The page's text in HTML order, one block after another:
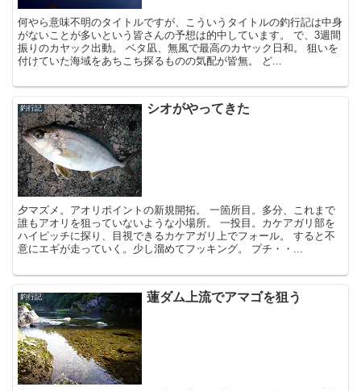
何やら意味不明のタイトルですが、こういうタイトルの釣行記は中身
がないことが多いという皆さんの予想は的中しています。 で、3週間
振りのカヤック出動。 ベタ凪、無風で最高のカヤック日和。 狙いを
付けていた海域をあちこち探るものの気配が皆無。 ど...
釣行記 シオがやってきた
夕マズメ。アオリポイントの新規開拓。 一箇所目。多分、これまで
誰もアオリを狙っていないような小場所。 一投目。カケアガリ部を
ハイピッチに探り、目視できるカケアガリ上でフォール。 すると不
意にエギが走っていく。少し溜めてフッキング。 プチ・・...
釣行記 蓮ダム上流でアマゴを狙う